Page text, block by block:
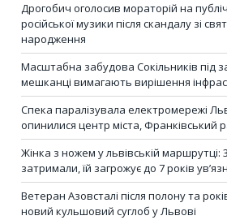
Дрогобич оголосив мораторій на
російської музики після скандалу зі
народження
Масштабна забудова Сокільників під
мешканці вимагають вирішення
Спека паралізувала електромережі
опинилися центр міста, Франківський
Жінка з ножем у львівській
затримали, їй загрожує до 7 років
Ветеран Азовсталі після полону та
новий кульшовий суглоб у Львові